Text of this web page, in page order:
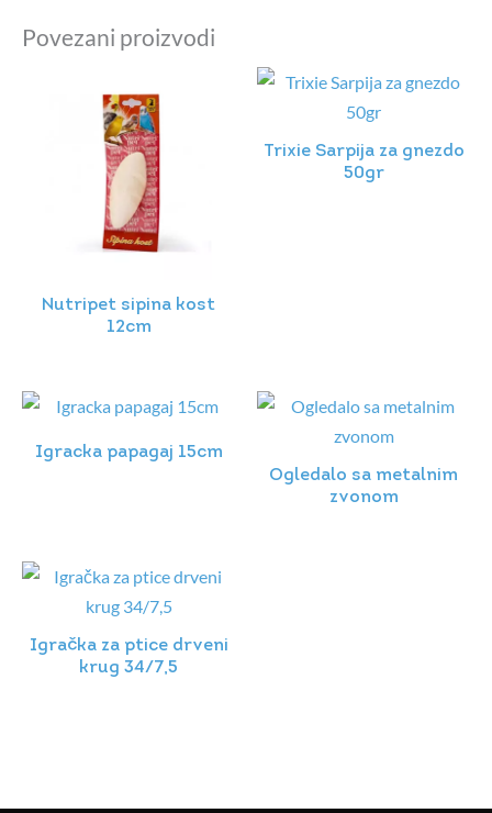
Povezani proizvodi
Nutripet sipina kost
12cm
Trixie Sarpija za gnezdo
50gr
Igracka papagaj 15cm
Ogledalo sa metalnim
zvonom
Igračka za ptice drveni
krug 34/7,5